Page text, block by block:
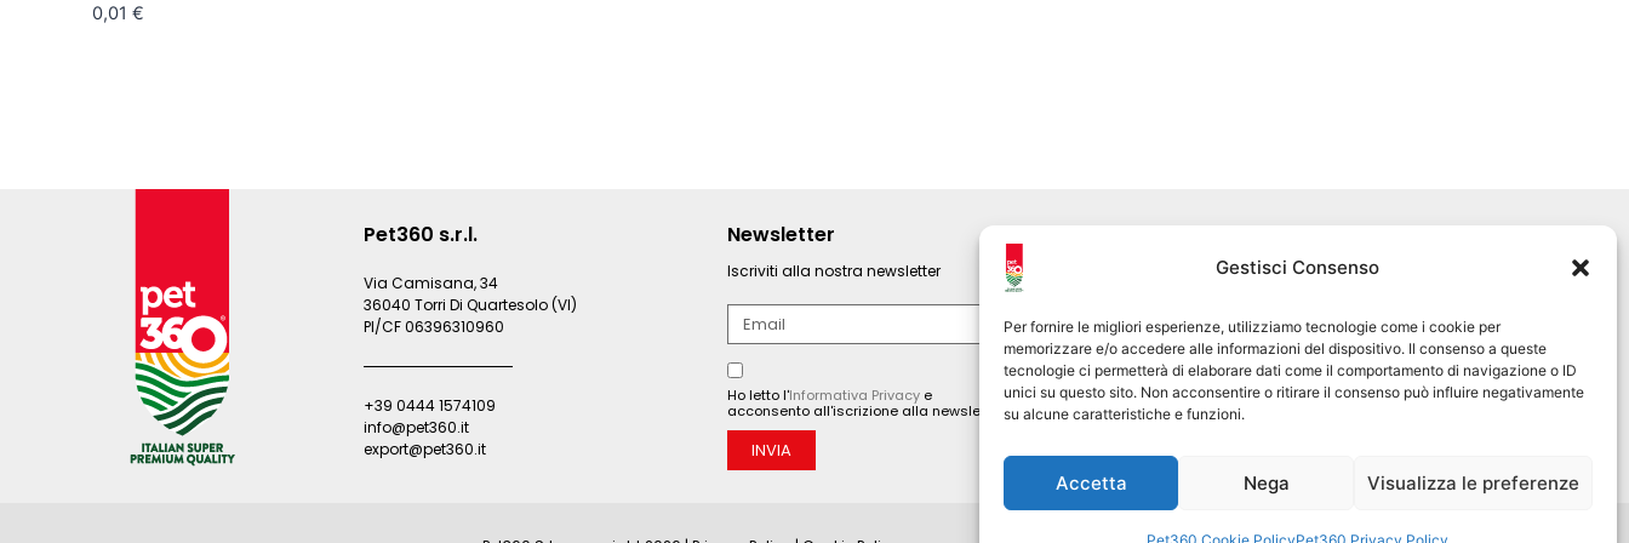
Gestisci Consenso
Per fornire le migliori esperienze, utilizziamo tecnologie come i cookie per
memorizzare e/o accedere alle informazioni del dispositivo. Il consenso a queste
tecnologie ci permetterà di elaborare dati come il comportamento di navigazione o ID
unici su questo sito. Non acconsentire o ritirare il consenso può influire negativamente
su alcune caratteristiche e funzioni.
Accetta Nega Visualizza le preferenze
0,01 €
Pet360 s.r.l.
Via Camisana, 34
36040 Torri Di Quartesolo (VI)
PI/CF 06396310960
+39 0444 1574109
info@pet360.it
export@pet360.it
Newsletter
Iscriviti alla nostra newsletter
Ho letto l'Informativa Privacy e
acconsento all'iscrizione alla newsletter.
INVIA
pet360official
@pet360_official
pet breeder channel